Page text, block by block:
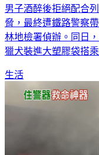
男子酒醉後拒絕配合
脅，最終遭鐵路警察
林地檢署偵辦。同日
獵犬裝進大塑膠袋搭
生活